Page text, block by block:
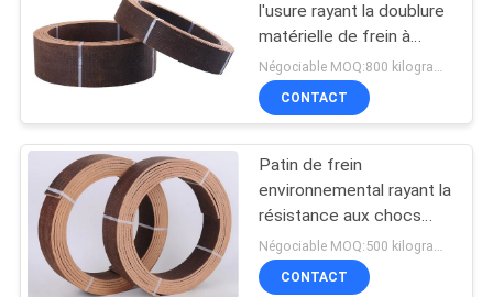
AU
SUJET
NOUS
VISITE
D'USINE
l'usure rayant la doublure
matérielle de frein à
tambour
Négociable MOQ:800 kilogrammes
CONTACT
Patin de frein
environnemental rayant la
résistance aux chocs
libre d'amiante matériel
CONTACT